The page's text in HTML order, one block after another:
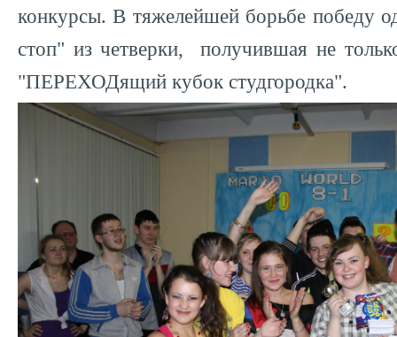
конкурсы. В тяжелейшей борьбе победу
стоп" из четверки, получившая не
"ПЕРЕХОДящий кубок студгородка".